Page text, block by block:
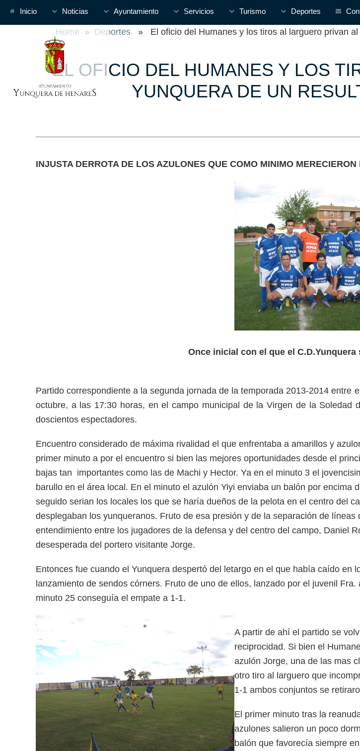
Inicio Noticias Ayuntamiento Servicios Turismo Deportes
Home » Deportes » El oficio del Humanes y los tiros al larguero privan al
EL OFICIO DEL HUMANES Y LOS
YUNQUERA DE UN
INJUSTA DERROTA DE LOS AZULONES QUE COMO MINIMO
Once inicial con el que el
Partido correspondiente a la segunda jornada de la temporada 2013-2014
octubre, a las 17:30 horas, en el campo municipal de la Virgen de la
doscientos espectadores.
Encuentro considerado de máxima rivalidad el que enfrentaba a amarillos y
primer minuto a por el encuentro si bien las mejores oportunidades desde el
bajas tan importantes como las de Machi y Hector. Ya en el minuto 3 el
barullo en el área local. En el minuto el azulón Yiyi enviaba un balón por
seguido serian los locales los que se haría dueños de la pelota en el centro del
desplegaban los yunqueranos. Fruto de esa presión y de la separación de
entendimiento entre los jugadores de la defensa y del centro del campo, Daniel
desesperada del portero visitante Jorge.
Entonces fue cuando el Yunquera despertó del letargo en el que había caído en
lanzamiento de sendos córners. Fruto de uno de ellos, lanzado por el juvenil
minuto 25 conseguía el empate a 1-1.
A partir de ahí el partido se
reciprocidad. Si bien el
azulón Jorge, una de las mas
otro tiro al larguero que
1-1 ambos conjuntos se
El primer minuto tras la
azulones salieron un poco
balón que favorecía siempre